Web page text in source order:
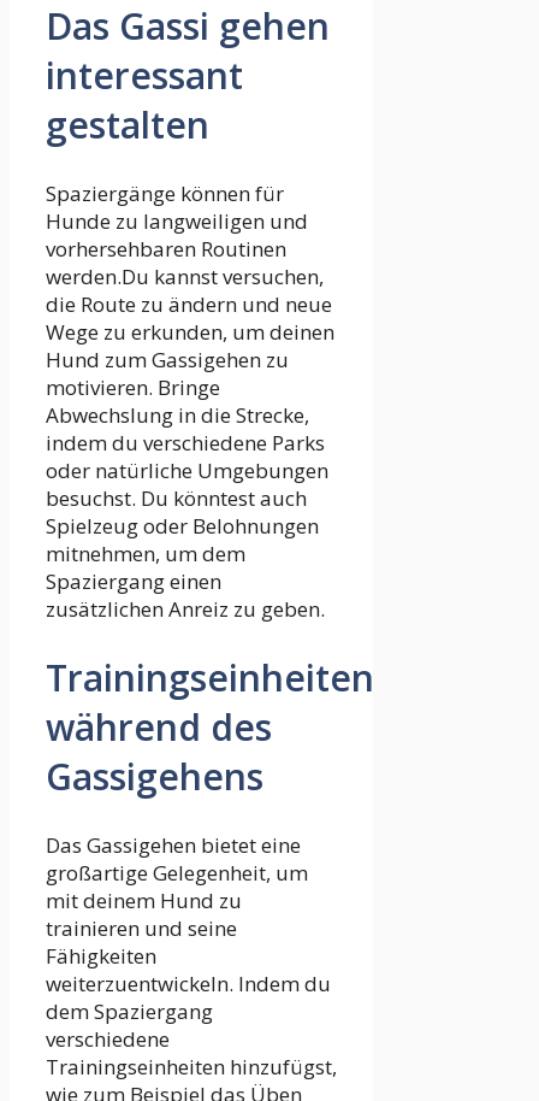
Das Gassi gehen
interessant
gestalten
Spaziergänge können für
Hunde zu langweiligen und
vorhersehbaren Routinen
werden.Du kannst versuchen,
die Route zu ändern und neue
Wege zu erkunden, um deinen
Hund zum Gassigehen zu
motivieren. Bringe
Abwechslung in die Strecke,
indem du verschiedene Parks
oder natürliche Umgebungen
besuchst. Du könntest auch
Spielzeug oder Belohnungen
mitnehmen, um dem
Spaziergang einen
zusätzlichen Anreiz zu geben.
Trainingseinheiten
während des
Gassigehens
Das Gassigehen bietet eine
großartige Gelegenheit, um
mit deinem Hund zu
trainieren und seine
Fähigkeiten
weiterzuentwickeln. Indem du
dem Spaziergang
verschiedene
Trainingseinheiten hinzufügst,
wie zum Beispiel das Üben